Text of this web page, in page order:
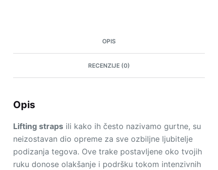
OPIS
RECENZIJE (0)
Opis
Lifting strapsili kako ih često nazivamo gurtne, su
neizostavan dio opreme za sve ozbiljne ljubitelje
podizanja tegova. Ove trake postavljene oko tvojih
ruku donose olakšanje i podršku tokom intenzivnih